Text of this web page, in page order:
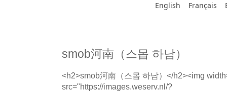
English Français
smob河南（스몹 하남）
<h2>smob河南（스몹 하남）</h2><img
src="https://images.weserv.nl/?